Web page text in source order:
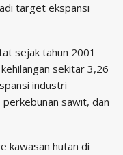
target ekspansi
sejak tahun 2001
sekitar 3,26
industri
sawit, dan
kawasan hutan di